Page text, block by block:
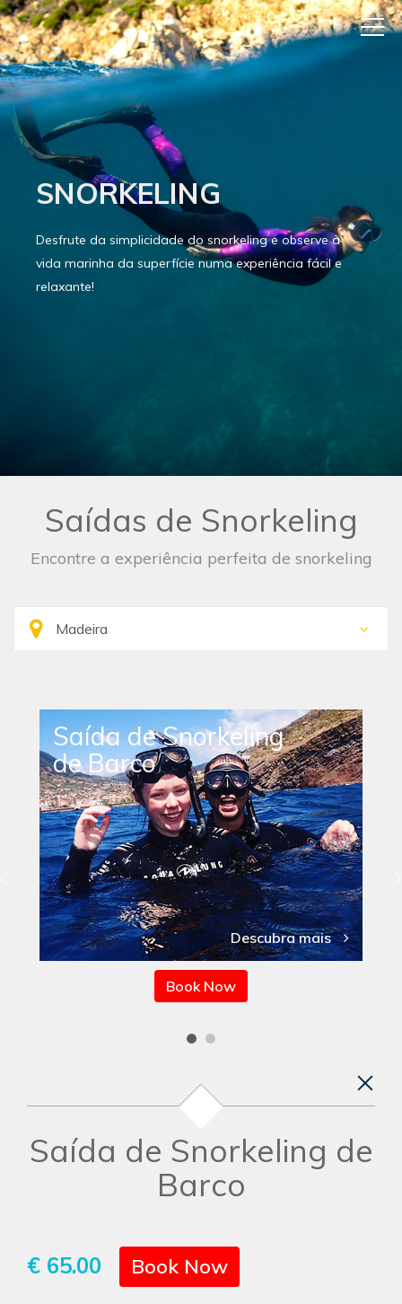
SNORKELING
Desfrute da simplicidade do snorkeling e observe a
vida marinha da superfície numa experiência fácil e
relaxante!
Saídas de Snorkeling
Encontre a experiência perfeita de snorkeling
Saída de Snorkeling
de Barco
Descubra mais
Book Now
Saída de Snorkeling de
Barco
€ 65.00 Book Now